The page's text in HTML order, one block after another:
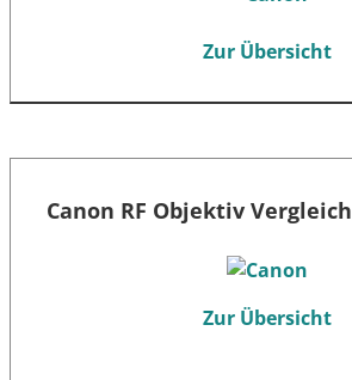
Zur Übersicht
Canon RF Objektiv Vergleich
Zur Übersicht